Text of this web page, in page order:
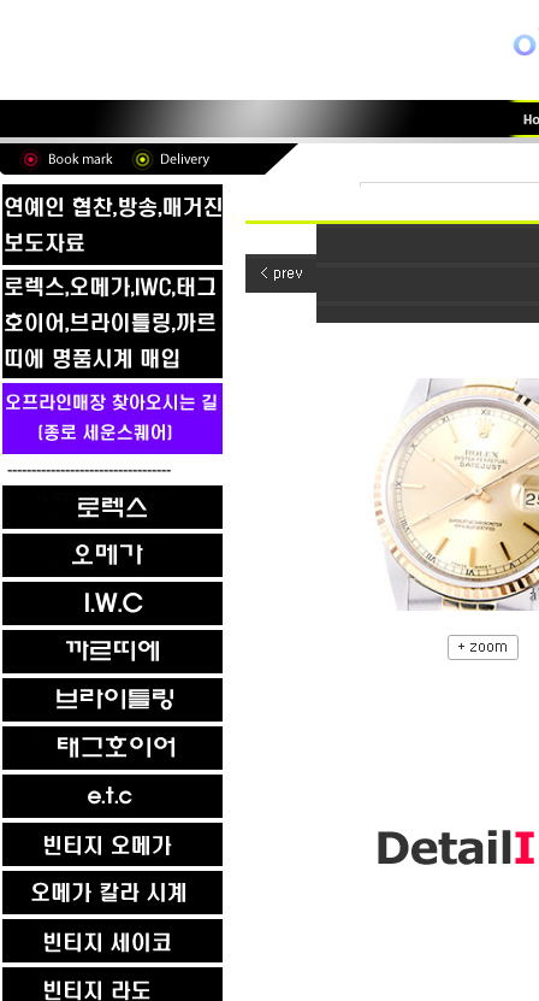
----------------------------------